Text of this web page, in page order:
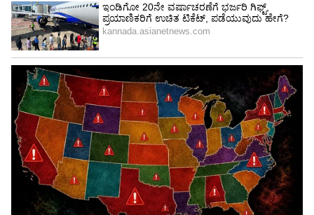
ಉತ್ತರ ಬರುವುದು ಗ್ಯಾರೆಂಟಿ. ಸಹೋದ್ಯೋಗಿಗಳಿಗೆ ಅಪಾರ
ನೆರವು (Assist) ನೀಡುತ್ತಾರೆ.